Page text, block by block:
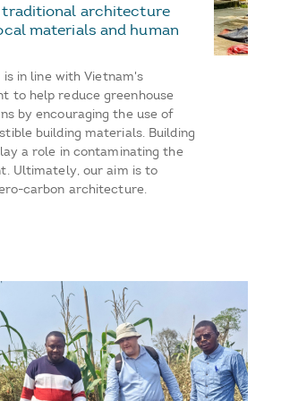
architecture
materials and human
in line with Vietnam's
to help reduce greenhouse
by encouraging the use of
building materials. Building
a role in contaminating the
Ultimately, our aim is to
carbon architecture.